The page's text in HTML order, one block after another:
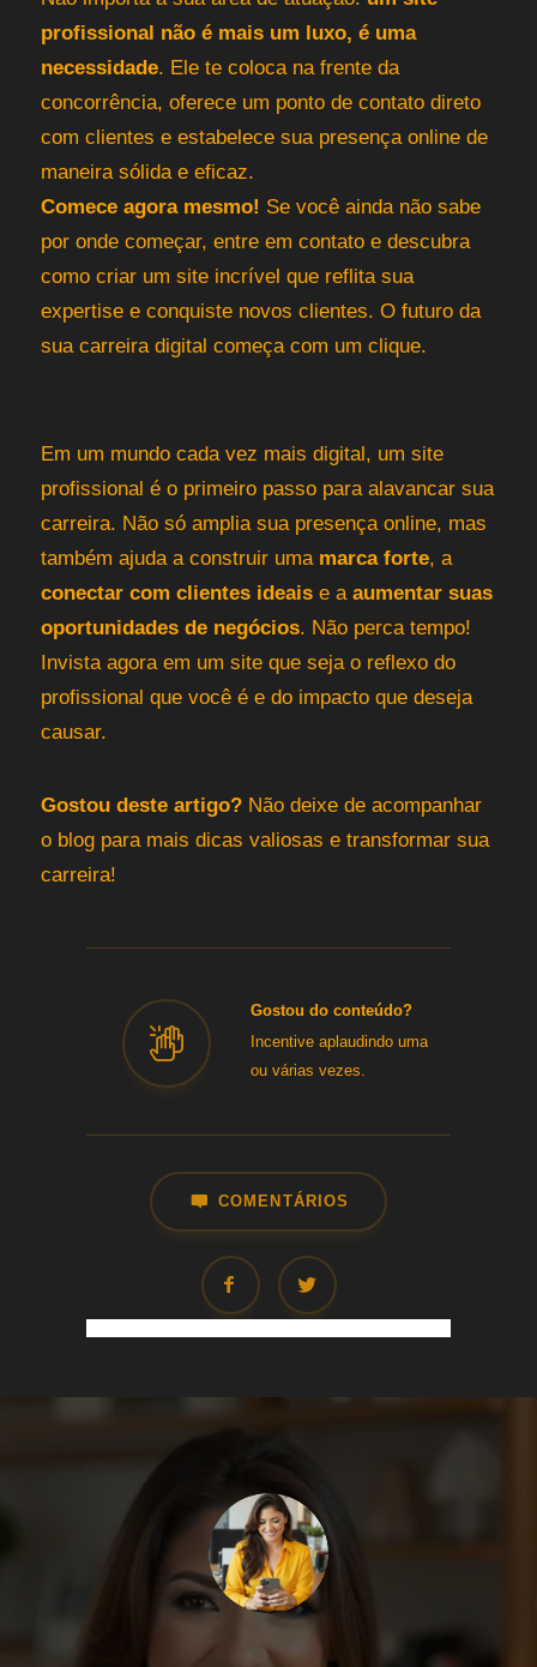
profissional não é mais um luxo, é uma
necessidade. Ele te coloca na frente da
concorrência, oferece um ponto de contato direto
com clientes e estabelece sua presença online de
maneira sólida e eficaz.
Comece agora mesmo! Se você ainda não sabe
por onde começar, entre em contato e descubra
como criar um site incrível que reflita sua
expertise e conquiste novos clientes. O futuro da
sua carreira digital começa com um clique.
Em um mundo cada vez mais digital, um site
profissional é o primeiro passo para alavancar sua
carreira. Não só amplia sua presença online, mas
também ajuda a construir uma marca forte, a
conectar com clientes ideaise a aumentar suas
oportunidades de negócios. Não perca tempo!
Invista agora em um site que seja o reflexo do
profissional que você é e do impacto que deseja
causar.
Gostou deste artigo?Não deixe de acompanhar
o blog para mais dicas valiosas e transformar sua
carreira!
Gostou do conteúdo?
Incentive aplaudindo uma
ou várias vezes.
COMENTÁRIOS